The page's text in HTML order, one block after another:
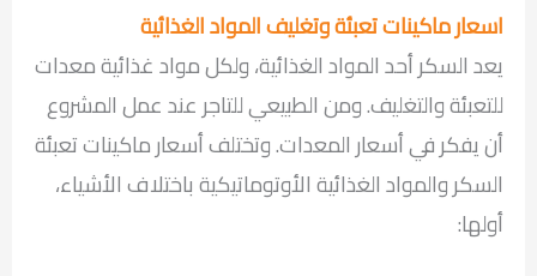
اسعار ماكينات تعبئة وتغليف المواد الغذائية
يعد السكر أحد المواد الغذائية، ولكل مواد غذائية معدات
للتعبئة والتغليف. ومن الطبيعي للتاجر عند عمل المشروع
أن يفكر في أسعار المعدات. وتختلف أسعار ماكينات تعبئة
السكر والمواد الغذائية الأوتوماتيكية باختلاف الأشياء،
أولها: